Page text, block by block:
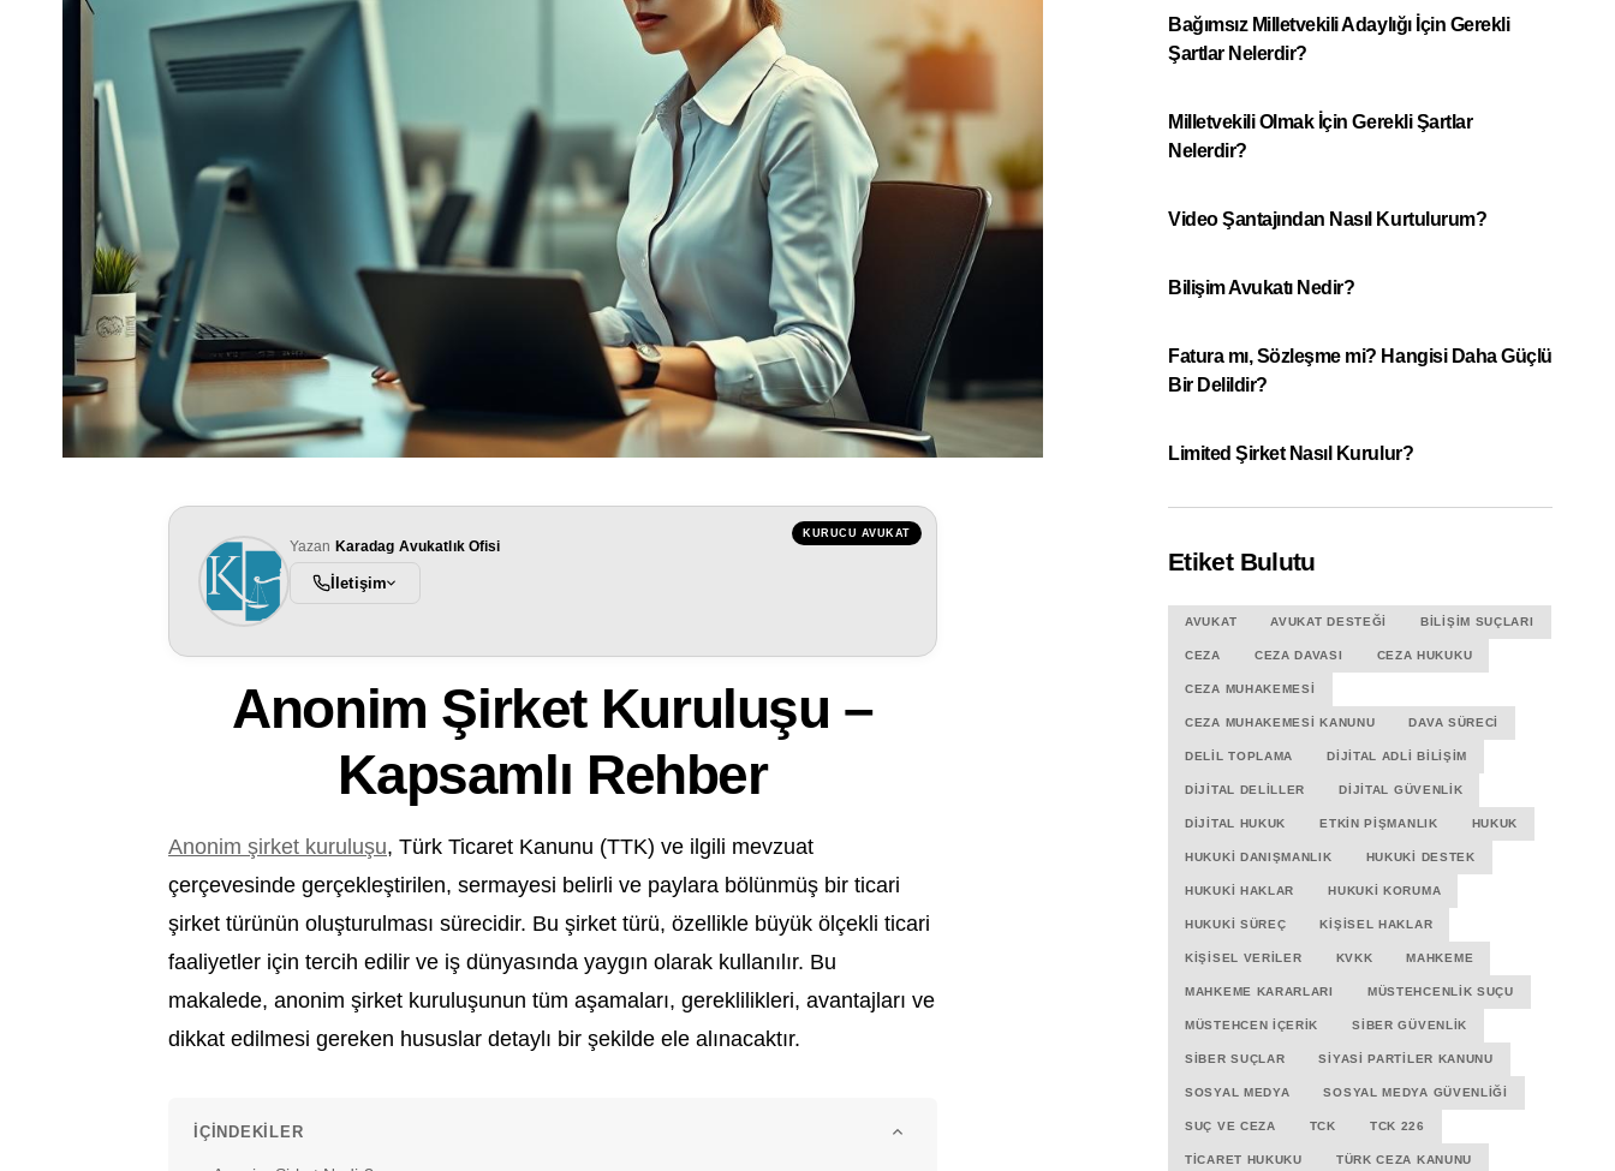
KURUCU AVUKAT
Yazan Karadag Avukatlık Ofisi
İletişim
Anonim Şirket Kuruluşu –
Kapsamlı Rehber
Anonim şirket kuruluşu, Türk Ticaret Kanunu (TTK) ve ilgili mevzuat
çerçevesinde gerçekleştirilen, sermayesi belirli ve paylara bölünmüş bir ticari
şirket türünün oluşturulması sürecidir. Bu şirket türü, özellikle büyük ölçekli ticari
faaliyetler için tercih edilir ve iş dünyasında yaygın olarak kullanılır. Bu
makalede, anonim şirket kuruluşunun tüm aşamaları, gereklilikleri, avantajları ve
dikkat edilmesi gereken hususlar detaylı bir şekilde ele alınacaktır.
İÇINDEKILER
Bağımsız Milletvekili Adaylığı İçin Gerekli
Şartlar Nelerdir?
Milletvekili Olmak İçin Gerekli Şartlar
Nelerdir?
Video Şantajından Nasıl Kurtulurum?
Bilişim Avukatı Nedir?
Fatura mı, Sözleşme mi? Hangisi Daha Güçlü
Bir Delildir?
Limited Şirket Nasıl Kurulur?
Etiket Bulutu
AVUKAT AVUKAT DESTEĞI BILIŞIM SUÇLARI
CEZA CEZA DAVASI CEZA HUKUKU
CEZA MUHAKEMESI
CEZA MUHAKEMESI KANUNU DAVA SÜRECI
DELIL TOPLAMA DIJITAL ADLI BILIŞIM
DIJITAL DELILLER DIJITAL GÜVENLIK
DIJITAL HUKUK ETKIN PIŞMANLIK HUKUK
HUKUKI DANIŞMANLIK HUKUKI DESTEK
HUKUKI HAKLAR HUKUKI KORUMA
HUKUKI SÜREÇ KIŞISEL HAKLAR
KIŞISEL VERILER KVKK MAHKEME
MAHKEME KARARLARI MÜSTEHCENLIK SUÇU
MÜSTEHCEN İÇERIK SIBER GÜVENLIK
SIBER SUÇLAR SIYASI PARTILER KANUNU
SOSYAL MEDYA SOSYAL MEDYA GÜVENLIĞI
SUÇ VE CEZA TCK TCK 226
TICARET HUKUKU TÜRK CEZA KANUNU